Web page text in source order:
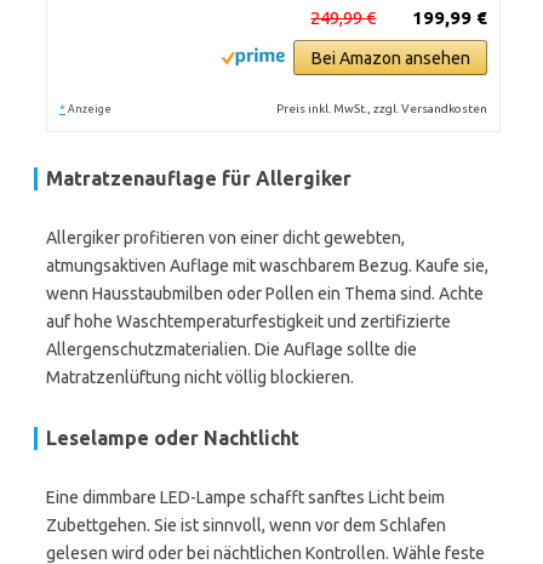
199,99 €
249,99 €
Bei Amazon ansehen
* Anzeige Preis inkl. MwSt., zzgl. Versandkosten
Matratzenauflage für Allergiker
Allergiker profitieren von einer dicht gewebten,
atmungsaktiven Auflage mit waschbarem Bezug. Kaufe sie,
wenn Hausstaubmilben oder Pollen ein Thema sind. Achte
auf hohe Waschtemperaturfestigkeit und zertifizierte
Allergenschutzmaterialien. Die Auflage sollte die
Matratzenlüftung nicht völlig blockieren.
Leselampe oder Nachtlicht
Eine dimmbare LED-Lampe schafft sanftes Licht beim
Zubettgehen. Sie ist sinnvoll, wenn vor dem Schlafen
gelesen wird oder bei nächtlichen Kontrollen. Wähle feste